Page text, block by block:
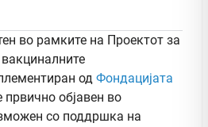
во рамките на Проектот за
од Фондацијата
првично објавен во
со поддршка на